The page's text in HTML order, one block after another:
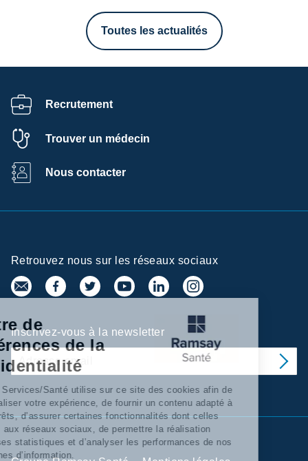
Toutes les actualités
Recrutement
Trouver un médecin
Nous contacter
Retrouvez nous sur les réseaux sociaux
Inscrivez-vous à la newsletter
Centre de
préférences de la
confidentialité
Ramsay Services/Santé utilise sur ce site des cookies afin de
personnaliser votre expérience, de fournir un contenu adapté à
vos intérêts, d’assurer certaines fonctionnalités dont celles
relatives aux réseaux sociaux, de permettre la réalisation
d’'analyses statistiques et d’analyser les performances de nos
campagnes d’information.